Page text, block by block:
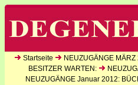
Startseite NEUZUGÄNGE MÄRZ
BESITZER WARTEN:
NEUZUGÄNGE Januar 2012: